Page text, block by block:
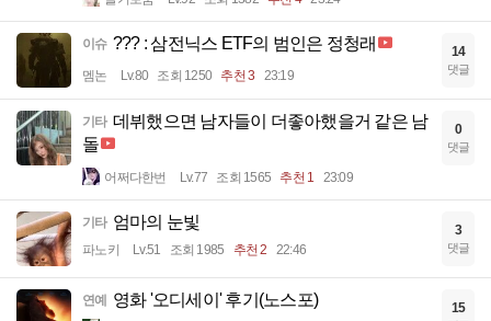
이슈 ??? : 삼전닉스 ETF의 범인은 정청래
멤논 Lv.80 조회 1250 추천 3 23:19
14
댓글
기타 데뷔했으면 남자들이 더좋아했을거 같은 남
돌
어쩌다한번 Lv.77 조회 1565 추천 1 23:09
0
댓글
기타 엄마의 눈빛
파노키 Lv.51 조회 1985 추천 2 22:46
3
댓글
연예 영화 '오디세이' 후기(노스포) 15